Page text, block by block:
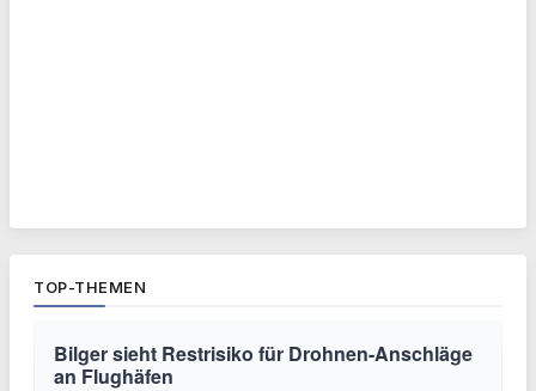
TOP-THEMEN
Bilger sieht Restrisiko für Drohnen-Anschläge
an Flughäfen